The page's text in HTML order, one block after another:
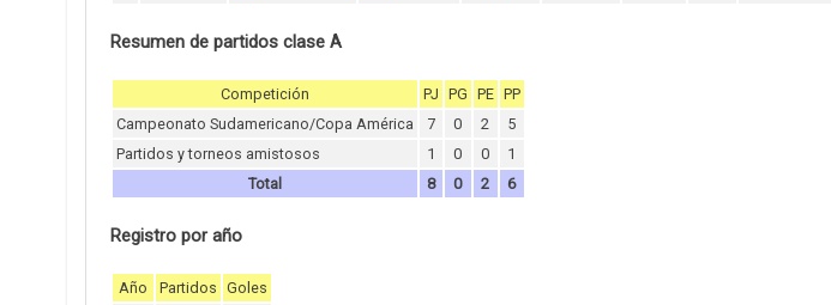
Resumen de partidos clase A
Competición PJ PG PE PP
Campeonato Sudamericano/Copa América
7 0 2
5
Partidos y torneos amistosos
1 0 0
1
Total
8 0 2 6
Registro por año
Año Partidos Goles